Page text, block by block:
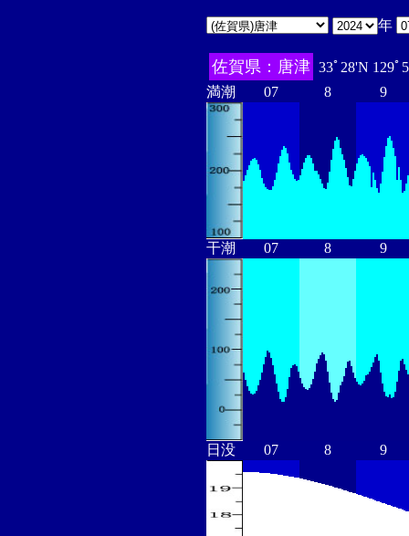
年
佐賀県：唐津 33ﾟ28'N 129ﾟ
満潮
07 8 9
干潮 07 8 9
日没 07 8 9